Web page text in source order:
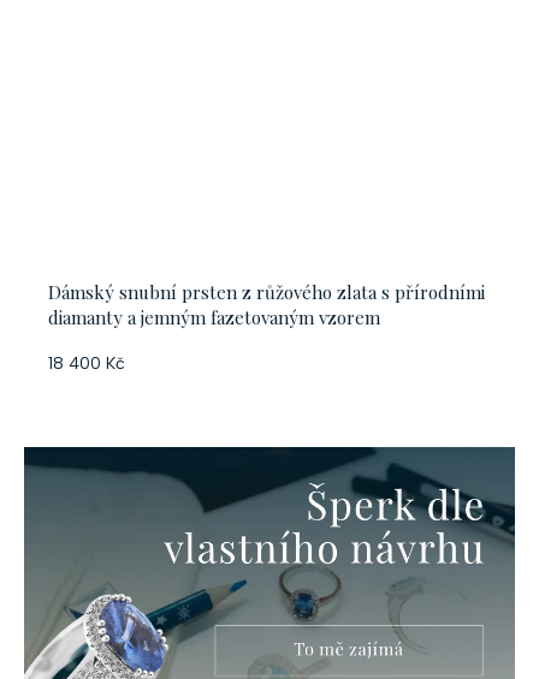
Dámský snubní prsten z růžového zlata s přírodními
diamanty a jemným fazetovaným vzorem
18 400 Kč